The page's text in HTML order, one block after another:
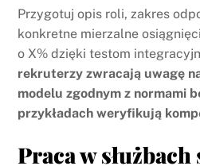
Przygotuj opis roli, zakres
konkretne mierzalne
o X% dzięki testom
rekruterzy zwracają uwagę
modelu zgodnym z normami
przykładach weryfikują
Praca w